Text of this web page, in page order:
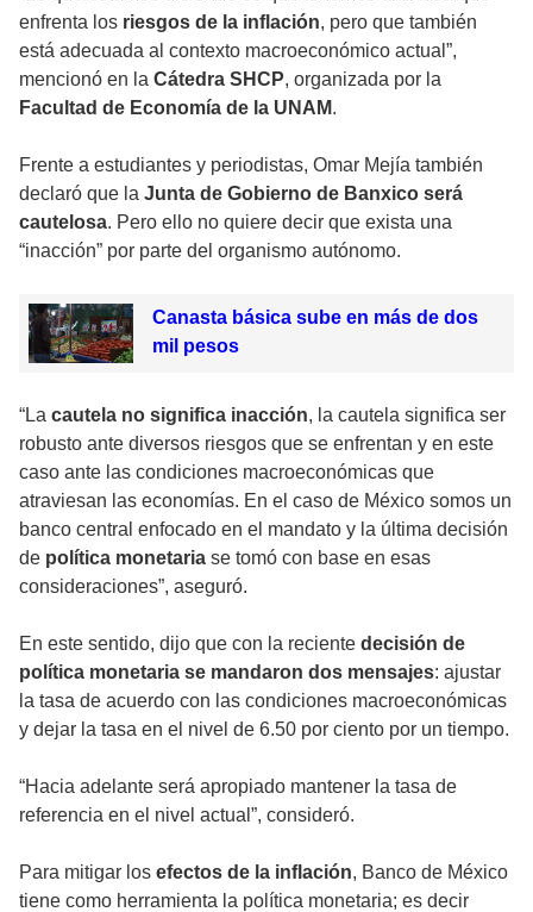
enfrenta los riesgos de la inflación, pero que también
está adecuada al contexto macroeconómico actual”,
mencionó en la Cátedra SHCP, organizada por la
Facultad de Economía de la UNAM.
Frente a estudiantes y periodistas, Omar Mejía también
declaró que la Junta de Gobierno de Banxico será
cautelosa. Pero ello no quiere decir que exista una
“inacción” por parte del organismo autónomo.
Canasta básica sube en más de dos
mil pesos
“La cautela no significa inacción, la cautela significa ser
robusto ante diversos riesgos que se enfrentan y en este
caso ante las condiciones macroeconómicas que
atraviesan las economías. En el caso de México somos un
banco central enfocado en el mandato y la última decisión
de política monetaria se tomó con base en esas
consideraciones”, aseguró.
En este sentido, dijo que con la reciente decisión de
política monetaria se mandaron dos mensajes: ajustar
la tasa de acuerdo con las condiciones macroeconómicas
y dejar la tasa en el nivel de 6.50 por ciento por un tiempo.
“Hacia adelante será apropiado mantener la tasa de
referencia en el nivel actual”, consideró.
Para mitigar los efectos de la inflación, Banco de México
tiene como herramienta la política monetaria; es decir